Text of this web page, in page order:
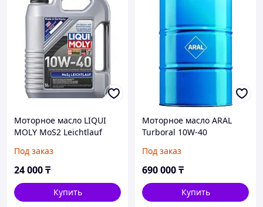
Моторное масло LIQUI
MOLY MoS2 Leichtlauf
Под заказ
24 000₸
Купить
Моторное масло ARAL
Turboral 10W-40
Под заказ
690 000₸
Купить